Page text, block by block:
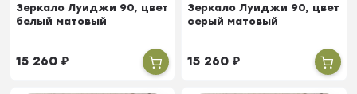
Зеркало Луиджи 90, цвет
белый матовый
15 260₽
Зеркало Луиджи 90, цвет
серый матовый
15 260₽